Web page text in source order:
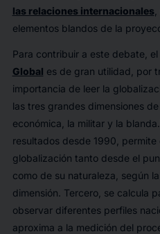
las relaciones internacionales,
elementos blandos de la
Para contribuir a este debate, el
Global es de gran utilidad, por
importancia de leer la
las tres grandes dimensiones
económica, la militar y la blanda.
resultados desde 1990,
globalización tanto desde el
como de su naturaleza, según
dimensión. Tercero, se calcula
observar diferentes perfiles
aproxima a la medición del